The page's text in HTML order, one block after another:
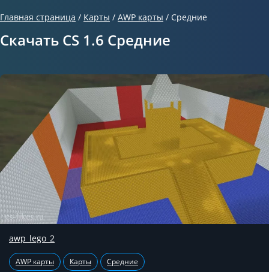
Главная страница / Карты / AWP карты / Средние
Скачать CS 1.6 Средние
awp_lego_2
AWP карты Карты Средние